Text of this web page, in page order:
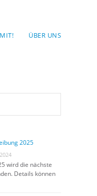
ÜBER UNS
2025
wird die nächste
Details können